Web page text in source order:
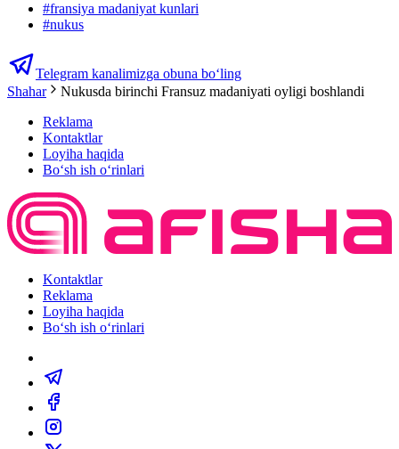
#fransiya madaniyat kunlari
#nukus
Telegram kanalimizga obuna bo‘ling
Shahar
Nukusda birinchi Fransuz madaniyati oyligi boshlandi
Reklama
Kontaktlar
Loyiha haqida
Bo‘sh ish o‘rinlari
Kontaktlar
Reklama
Loyiha haqida
Bo‘sh ish o‘rinlari